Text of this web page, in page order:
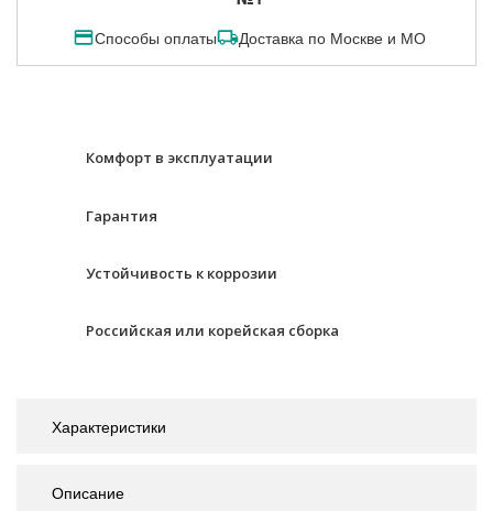
Способы оплаты Доставка по Москве и МО
Комфорт в эксплуатации
Гарантия
Устойчивость к коррозии
Российская или корейская сборка
Характеристики
Описание